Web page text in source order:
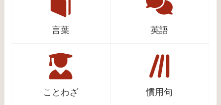
言葉 英語
ことわざ 慣用句